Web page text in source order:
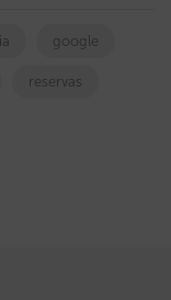
google
reservas